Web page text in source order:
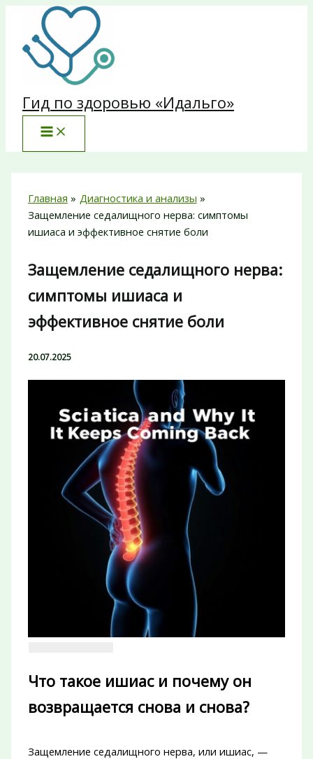
Перейти
содержимому
Гид по здоровью «Идальго»
Главная
Диагностика и анализы
Защемление седалищного нерва: симптомы
ишиаса и эффективное снятие боли
Защемление седалищного нерва:
симптомы ишиаса и
эффективное снятие боли
20.07.2025
Что такое ишиас и почему он
возвращается снова и снова?
Защемление седалищного нерва, или ишиас, —